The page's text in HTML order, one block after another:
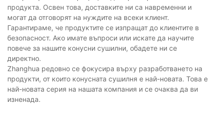
продукта. Освен това, доставките ни са навременни и
могат да отговорят на нуждите на всеки клиент.
Гарантираме, че продуктите се изпращат до клиентите в
безопасност. Ако имате въпроси или искате да научите
повече за нашите конусни сушилни, обадете ни се
директно.
Zhanghua редовно се фокусира върху разработването на
продукти, от които конусната сушилня е най-новата. Това е
най-новата серия на нашата компания и се очаква да ви
изненада.